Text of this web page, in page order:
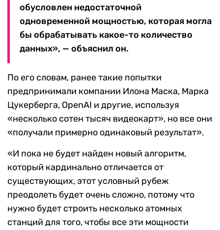
обусловлен недостаточной
одновременной мощностью, которая могла
бы обрабатывать какое-то количество
данных», — объяснил он.
По его словам, ранее такие попытки
предпринимали компании Илона Маска, Марка
Цукерберга, OpenAI и другие, используя
«несколько сотен тысяч видеокарт», но все они
«получали примерно одинаковый результат».
«И пока не будет найден новый алгоритм,
который кардинально отличается от
существующих, этот условный рубеж
преодолеть будет очень сложно, потому что
нужно будет строить несколько атомных
станций для того, чтобы все эти мощности